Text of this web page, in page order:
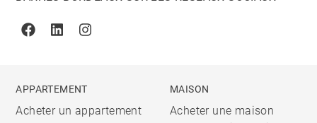
FacebookLinkedinInstagram
APPARTEMENT
Acheter un appartement
MAISON
Acheter une maison